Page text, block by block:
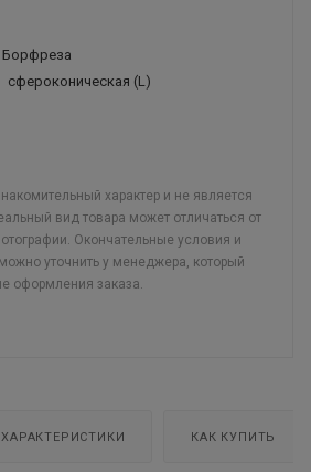
Борфреза
сфероконическая (L)
характер и не является
вид товара может отличаться от
Окончательные условия и
уточнить у менеджера, который
оформления заказа.
ХАРАКТЕРИСТИКИ КАК КУПИТЬ